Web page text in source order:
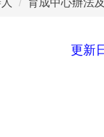
育成中心辦法
更新